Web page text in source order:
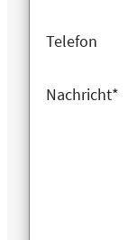
Telefon
Nachricht*